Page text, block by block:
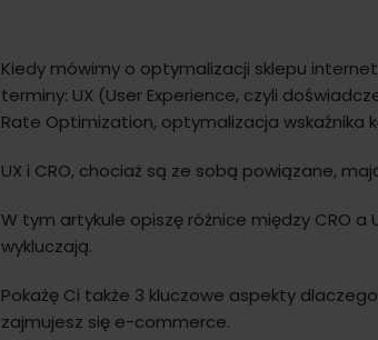
Kiedy mówimy o optymalizacji sklepu
terminy: UX (User Experience, czyli
Rate Optimization, optymalizacja wskaźnika
UX i CRO, chociaż są ze sobą powiązane,
W tym artykule opiszę różnice między CRO
wykluczają.
Pokażę Ci także 3 kluczowe aspekty
zajmujesz się e-commerce.